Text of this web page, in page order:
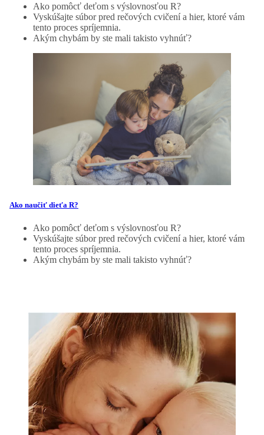
Ako pomôcť deťom s výslovnosťou R?
Vyskúšajte súbor pred rečových cvičení a hier, ktoré vám
tento proces spríjemnia.
Akým chybám by ste mali takisto vyhnúť?
Ako naučiť dieťa R?
Ako pomôcť deťom s výslovnosťou R?
Vyskúšajte súbor pred rečových cvičení a hier, ktoré vám
tento proces spríjemnia.
Akým chybám by ste mali takisto vyhnúť?